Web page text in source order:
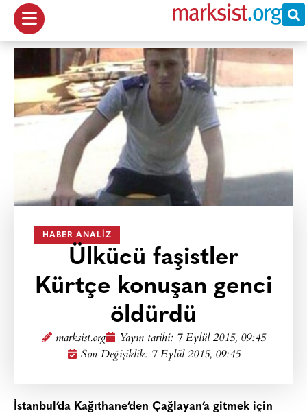
HABER ANALIZ
Ülkücü faşistler
Kürtçe konuşan genci
öldürdü
marksist.org Yayın tarihi: 7 Eylül 2015, 09:45
Son Değişiklik: 7 Eylül 2015, 09:45
İstanbul’da Kağıthane’den Çağlayan’a gitmek için